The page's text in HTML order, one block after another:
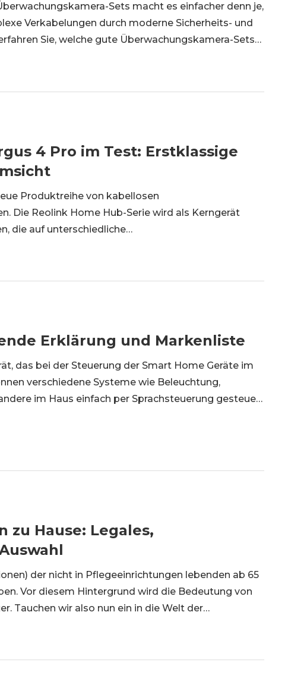
Sets macht es einfacher denn je,
Verkabelungen durch moderne Sicherheits- und
Sie, welche gute Überwachungskamera-Sets
4 Pro im Test: Erstklassige
Produktreihe von kabellosen
Die Reolink Home Hub-Serie wird als Kerngerät
die auf unterschiedliche
Erklärung und Markenliste
das bei der Steuerung der Smart Home Geräte im
verschiedene Systeme wie Beleuchtung,
im Haus einfach per Sprachsteuerung gesteuert
zu Hause: Legales,
der nicht in Pflegeeinrichtungen lebenden ab 65
Vor diesem Hintergrund wird die Bedeutung von
wir also nun ein in die Welt der